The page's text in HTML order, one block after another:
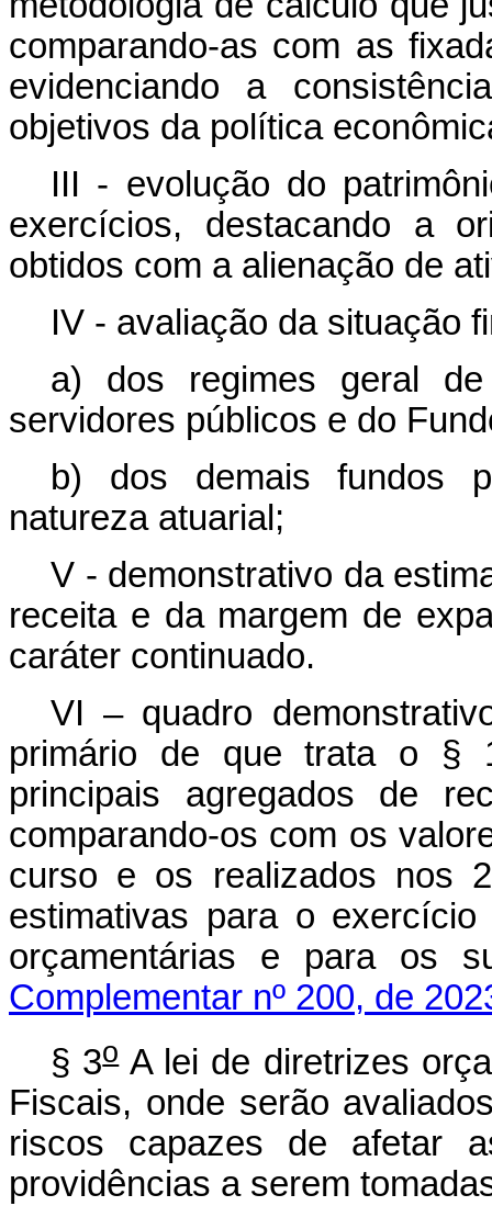
comparando-as com as
evidenciando a
objetivos da política
III - evolução do
exercícios, destacando a
obtidos com a alienação de
IV - avaliação da situação
a) dos regimes geral
servidores públicos e do
b) dos demais fundos
natureza atuarial;
V - demonstrativo da
receita e da margem de
caráter continuado.
VI – quadro
primário de que trata o §
principais agregados de
comparando-os com os
curso e os realizados nos
estimativas para o
orçamentárias e para os
Complementar nº 200, de
§ 3oA lei de diretrizes
Fiscais, onde serão
riscos capazes de afetar
providências a serem